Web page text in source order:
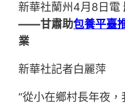
新華社蘭州4月8日電
——甘肅助包養平臺
業
新華社記者白麗萍
“從小在鄉村長年夜